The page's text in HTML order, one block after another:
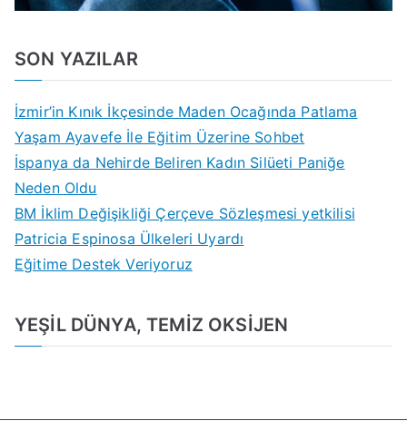
SON YAZILAR
İzmir’in Kınık İkçesinde Maden Ocağında Patlama
Yaşam Ayavefe İle Eğitim Üzerine Sohbet
İspanya da Nehirde Beliren Kadın Silüeti Paniğe
Neden Oldu
BM İklim Değişikliği Çerçeve Sözleşmesi yetkilisi
Patricia Espinosa Ülkeleri Uyardı
Eğitime Destek Veriyoruz
YEŞİL DÜNYA, TEMİZ OKSİJEN